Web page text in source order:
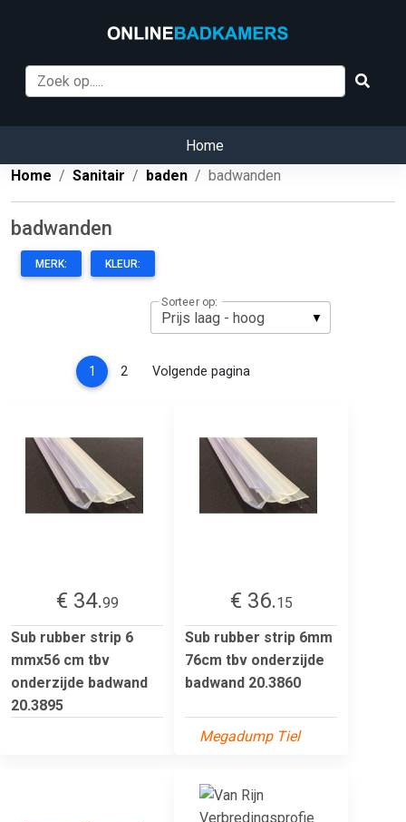
Home
Home
Sanitair baden badwanden
badwanden
MERK: KLEUR:
Sorteer op:
1 (current)
2 Volgende pagina
€ 34.99
Sub rubber strip 6
mmx56 cm tbv
onderzijde badwand
20.3895
€ 36.15
Sub rubber strip 6mm
76cm tbv onderzijde
badwand 20.3860
Megadump Tiel